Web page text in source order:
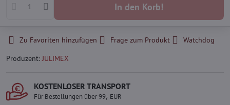
In den Korb!
Zu Favoriten hinzufügen Frage zum Produkt
Watchdog
Produzent:JULIMEX
KOSTENLOSER TRANSPORT
Für Bestellungen über 99,- EUR